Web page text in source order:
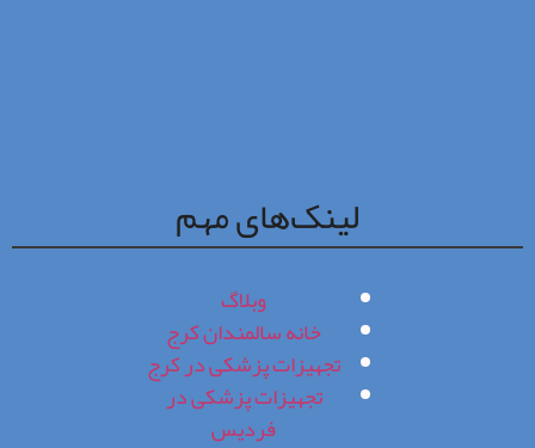
لینک‌های مهم
وبلاگ
خانه سالمندان کرج
تجهیزات پزشکی در کرج
تجهیزات پزشکی در
فردیس